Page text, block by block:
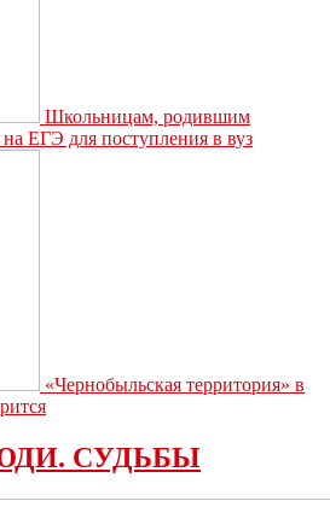
Школьницам, родившим
на ЕГЭ для поступления в вуз
«Чернобыльская территория» в
СУДЬБЫ